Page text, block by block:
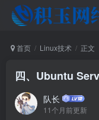
首页 Linux技术 正文
四、Ubuntu
队长
11个月前更新